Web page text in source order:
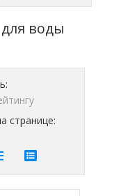
воды
странице: